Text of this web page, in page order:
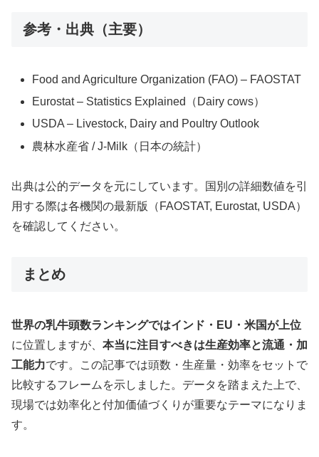
参考・出典（主要）
Food and Agriculture Organization (FAO) – FAOSTAT
Eurostat – Statistics Explained（Dairy cows）
USDA – Livestock, Dairy and Poultry Outlook
農林水産省 / J-Milk（日本の統計）
出典は公的データを元にしています。国別の詳細数値を引
用する際は各機関の最新版（FAOSTAT, Eurostat, USDA）
を確認してください。
まとめ
世界の乳牛頭数ランキングではインド・EU・米国が上位
に位置しますが、 本当に注目すべきは生産効率と流通・加
工能力です。この記事では頭数・生産量・効率をセットで
比較するフレームを示しました。データを踏まえた上で、
現場では効率化と付加価値づくりが重要なテーマになりま
す。